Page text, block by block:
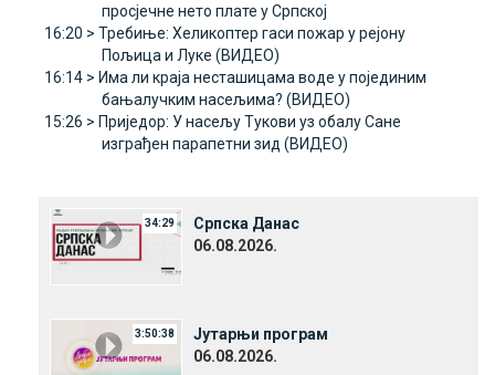
просјечне нето плате у Српској
16:20 > Требиње: Хеликоптер гаси пожар у рејону
Пољица и Луке (ВИДЕО)
16:14 > Има ли краја несташицама воде у појединим
бањалучким насељима? (ВИДЕО)
15:26 > Приједор: У насељу Тукови уз обалу Сане
изграђен парапетни зид (ВИДЕО)
34:29
Српска Данас
06.08.2026.
3:50:38
Јутарњи програм
06.08.2026.